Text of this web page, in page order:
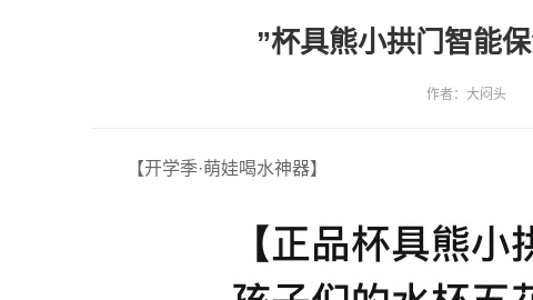
”杯具熊小拱门智能
作者：大闷头
【开学季·萌娃喝水神器】